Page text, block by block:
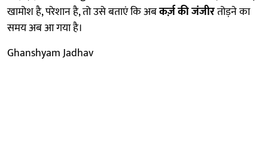
खामोश है, परेशान है, तो उसे बताएं कि अबकर्ज़ की जंजीरतोड़ने का
समय अब आ गया है।
Ghanshyam Jadhav